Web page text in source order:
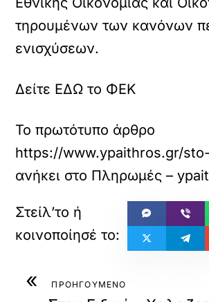
τηρουμένων των κανόνων
ενισχύσεων.
Δείτε ΕΔΩ το ΦΕΚ
Το πρωτότυπο άρθρο
https://www.ypaithros.gr/
ανήκει στο Πληρωμές –
« ΠΡΟΗΓΟΥΜΕΝΟ